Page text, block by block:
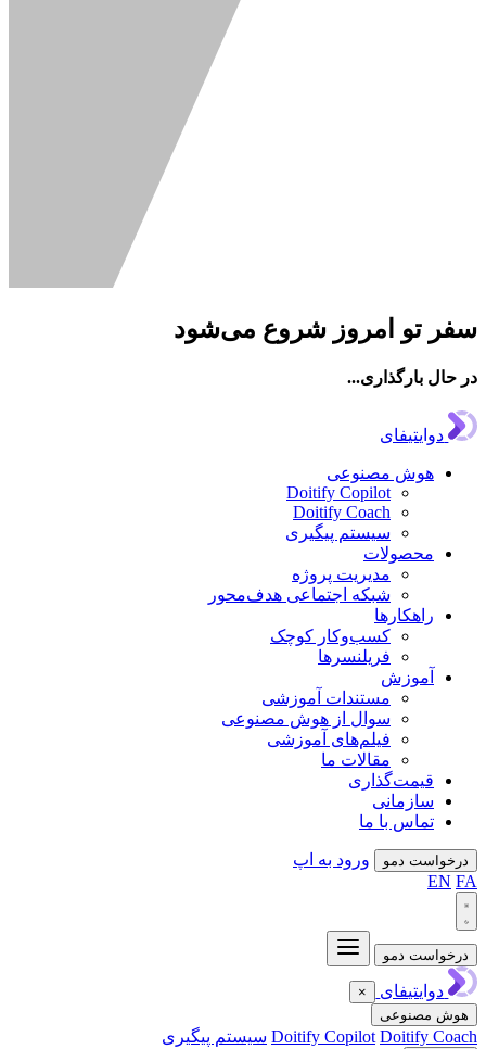
تو امروز شروع می‌شود
بارگذاری...
دوایتیفای
هوش مصنوعی
Doitify Copilot
Doitify Coach
سیستم پیگیری
محصولات
مدیریت پروژه
شبکه اجتماعی هدف‌محور
راهکارها
کسب‌وکار کوچک
فریلنسرها
آموزش
مستندات آموزشی
سوال از هوش مصنوعی
فیلم‌های آموزشی
مقالات ما
قیمت‌گذاری
سازمانی
تماس با ما
دمو
ورود به اپ
EN
دمو
دوایتیفای
×
مصنوعی
Doitify Copilot Doitify سیستم پیگیری